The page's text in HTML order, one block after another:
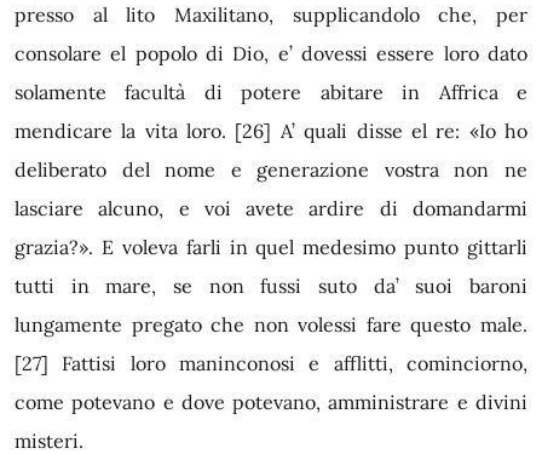
presso al lito Maxilitano, supplicandolo che, per
consolare el popolo di Dio, e’ dovessi essere loro dato
solamente facultà di potere abitare in Affrica e
mendicare la vita loro. [26] A’ quali disse el re: «Io ho
deliberato del nome e generazione vostra non ne
lasciare alcuno, e voi avete ardire di domandarmi
grazia?». E voleva farli in quel medesimo punto gittarli
tutti in mare, se non fussi suto da’ suoi baroni
lungamente pregato che non volessi fare questo male.
[27] Fattisi loro maninconosi e afflitti, cominciorno,
come potevano e dove potevano, amministrare e divini
misteri.